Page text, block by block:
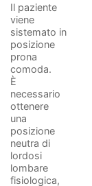
Il paziente
viene
sistemato in
posizione
prona
comoda.
È
necessario
ottenere
una
posizione
neutra di
lordosi
lombare
fisiologica,